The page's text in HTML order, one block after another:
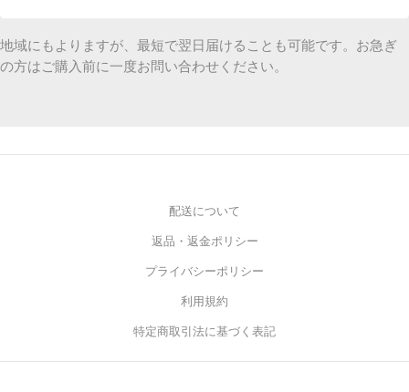
地域にもよりますが、最短で翌日届けることも可能です。お急ぎ
の方はご購入前に一度お問い合わせください。
配送について
返品・返金ポリシー
プライバシーポリシー
利用規約
特定商取引法に基づく表記